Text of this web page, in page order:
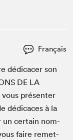
Français
dédi­cac­er son
DE LA
vous présen­ter
dédi­caces à la
un cer­tain nom­
faire remet­